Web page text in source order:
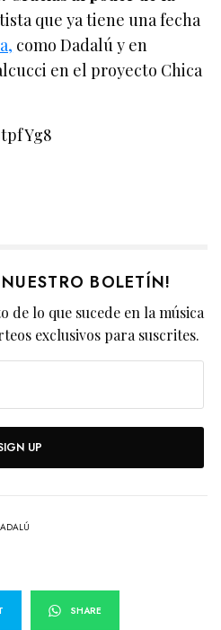
que ya tiene una fecha
como Dadalú y en
en el proyecto Chica
BOLETÍN!
de lo que sucede en la música
exclusivos para suscrites.
UP
SHARE